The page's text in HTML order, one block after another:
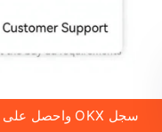
سجل OKX واحصل على 10000 دولار مجانًا في حساب تجريبي